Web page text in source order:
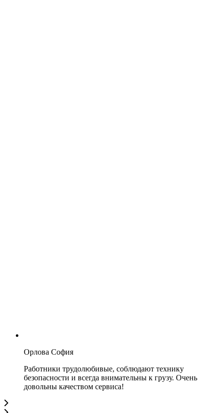
Орлова София
Работники трудолюбивые, соблюдают технику
безопасности и всегда внимательны к грузу. Очень
довольны качеством сервиса!